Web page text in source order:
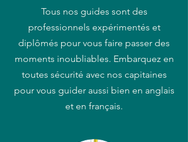
Tous nos guides sont des
professionnels expérimentés et
diplômés pour vous faire passer des
moments inoubliables. Embarquez en
toutes sécurité avec nos capitaines
pour vous guider aussi bien en anglais
et en français.